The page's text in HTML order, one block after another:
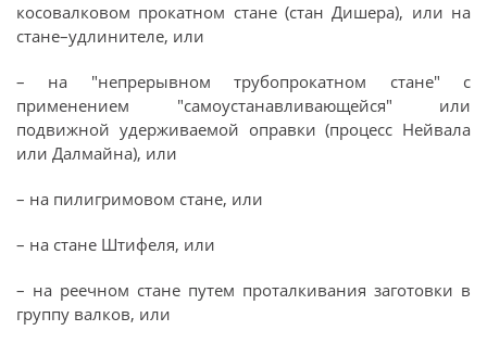
косовалковом прокатном стане (стан Дишера), или на
стане–удлинителе, или
– на "непрерывном трубопрокатном стане" с
применением "самоустанавливающейся" или
подвижной удерживаемой оправки (процесс Нейвала
или Далмайна), или
– на пилигримовом стане, или
– на стане Штифеля, или
– на реечном стане путем проталкивания заготовки в
группу валков, или